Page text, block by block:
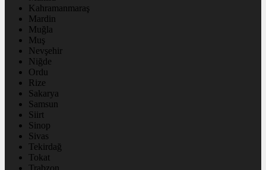
Kahramanmaraş
Mardin
Muğla
Muş
Nevşehir
Niğde
Ordu
Rize
Sakarya
Samsun
Siirt
Sinop
Sivas
Tekirdağ
Tokat
Trabzon